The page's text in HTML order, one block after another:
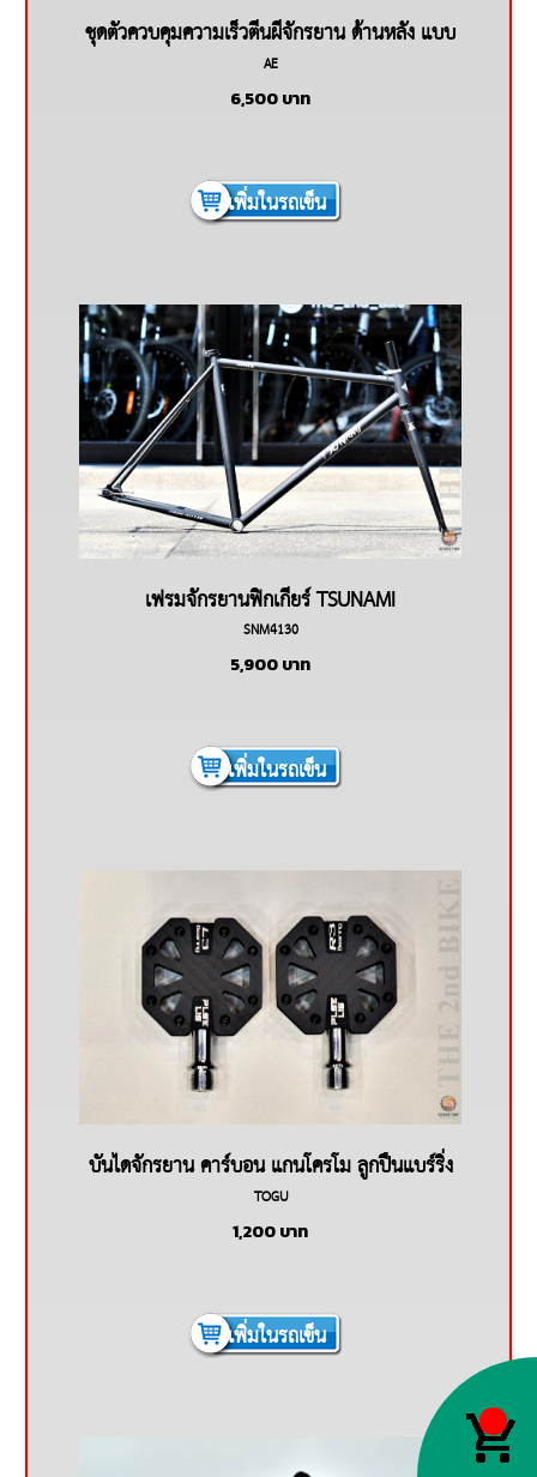
ชุดตัวควบคุมความเร็วตีนผีจักรยาน ด้านหลัง แบบ
ไร้สาย L-TWOO AE
AE
6,500บาท
เพิ่มในรถเข็น
เฟรมจักรยานฟิกเกียร์ TSUNAMI
SNM4130
5,900บาท
เพิ่มในรถเข็น
บันไดจักรยาน คาร์บอน แกนโครโม ลูกปืนแบร์ริ่ง
TOGU
TOGU
1,200บาท
เพิ่มในรถเข็น